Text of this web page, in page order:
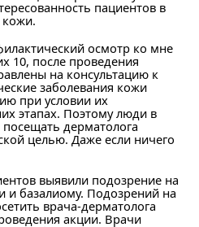
пациентов в
кожи.
осмотр ко мне
10, после проведения
на консультацию к
заболевания кожи
при условии их
этапах. Поэтому люди в
дерматолога
целью. Даже если ничего
выявили подозрение на
и базалиому. Подозрений на
врача-дерматолога
акции. Врачи